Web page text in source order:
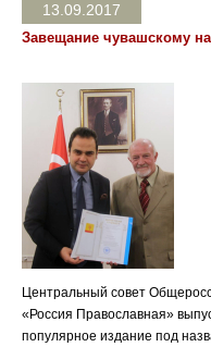
13.09.2017
Завещание чувашскому
Центральный совет
«Россия Православная»
популярное издание под